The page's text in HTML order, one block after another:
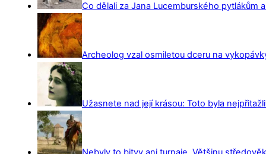
Co dělali za Jana Lucemburského pytlákům
Archeolog vzal osmiletou dceru na
Užasnete nad její krásou: Toto byla